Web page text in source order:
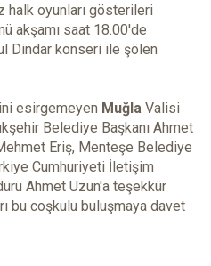
halk oyunları gösterileri
akşamı saat 18.00'de
Dindar konseri ile şölen
esirgemeyen Muğla Valisi
Belediye Başkanı Ahmet
Eriş, Menteşe Belediye
Cumhuriyeti İletişim
Ahmet Uzun'a teşekkür
bu coşkulu buluşmaya davet